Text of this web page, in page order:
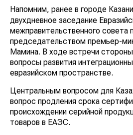
Напомним, ранее в городе Казани
двухдневное заседание
межправительственного совета
председательством премьер-
Мамина. В ходе встречи
вопросы развития
евразийском пространстве.
Центральным вопросом для
вопрос продления срока
происхождении серийной
товаров в ЕАЭС.